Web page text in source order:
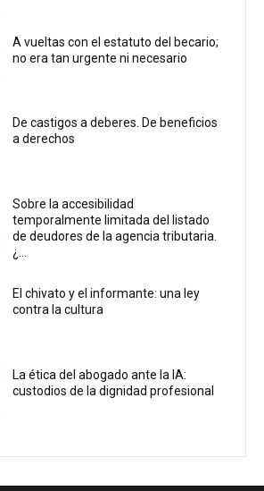
A vueltas con el estatuto del becario;
no era tan urgente ni necesario
De castigos a deberes. De beneficios
a derechos
Sobre la accesibilidad
temporalmente limitada del listado
de deudores de la agencia tributaria.
¿...
El chivato y el informante: una ley
contra la cultura
La ética del abogado ante la IA:
custodios de la dignidad profesional